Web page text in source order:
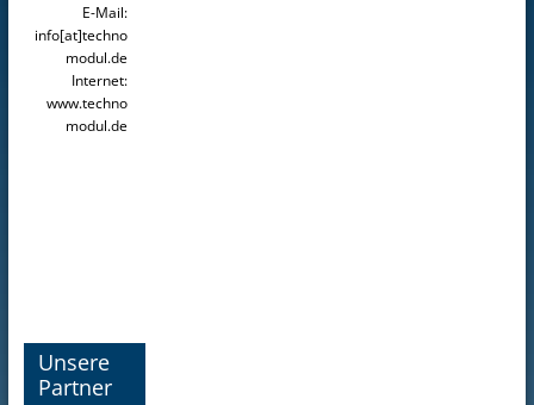
E-Mail:
info[at]techno
modul.de
Internet:
www.techno
modul.de
Unsere
Partner